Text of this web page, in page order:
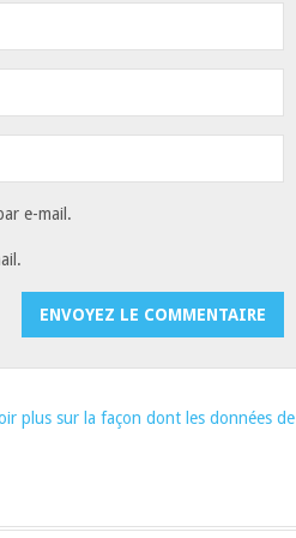
e-mail.
plus sur la façon dont les données de